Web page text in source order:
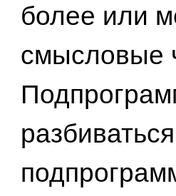
более или
смысловые